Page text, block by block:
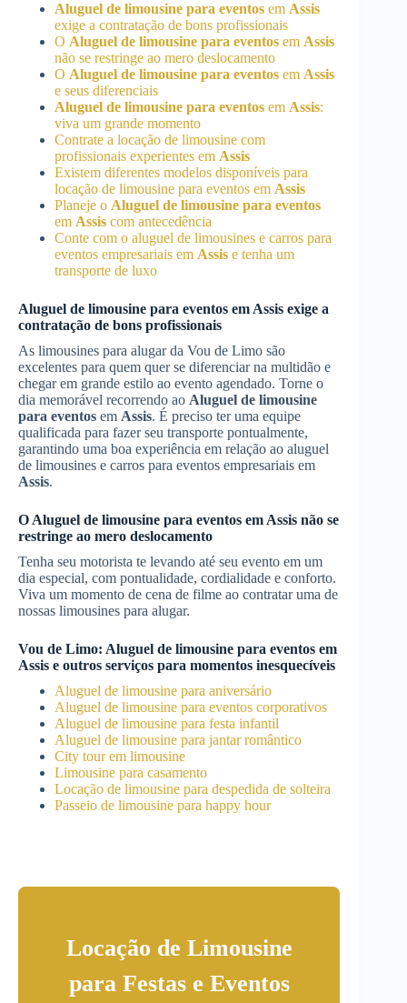
Aluguel de limousine para eventos em Assis
exige a contratação de bons profissionais
O Aluguel de limousine para eventos em Assis
não se restringe ao mero deslocamento
O Aluguel de limousine para eventos em Assis
e seus diferenciais
Aluguel de limousine para eventos em Assis:
viva um grande momento
Contrate a locação de limousine com
profissionais experientes em Assis
Existem diferentes modelos disponíveis para
locação de limousine para eventos em Assis
Planeje o Aluguel de limousine para eventos
em Assis com antecedência
Conte com o aluguel de limousines e carros para
eventos empresariais em Assis e tenha um
transporte de luxo
Aluguel de limousine para eventos em Assis exige a
contratação de bons profissionais
As limousines para alugar da Vou de Limo são
excelentes para quem quer se diferenciar na multidão e
chegar em grande estilo ao evento agendado. Torne o
dia memorável recorrendo ao Aluguel de limousine
para eventos em Assis. É preciso ter uma equipe
qualificada para fazer seu transporte pontualmente,
garantindo uma boa experiência em relação ao aluguel
de limousines e carros para eventos empresariais em
Assis.
O Aluguel de limousine para eventos em Assis não se
restringe ao mero deslocamento
Tenha seu motorista te levando até seu evento em um
dia especial, com pontualidade, cordialidade e conforto.
Viva um momento de cena de filme ao contratar uma de
nossas limousines para alugar.
Vou de Limo: Aluguel de limousine para eventos em
Assis e outros serviços para momentos inesquecíveis
Aluguel de limousine para aniversário
Aluguel de limousine para eventos corporativos
Aluguel de limousine para festa infantil
Aluguel de limousine para jantar romântico
City tour em limousine
Limousine para casamento
Locação de limousine para despedida de solteira
Passeio de limousine para happy hour
Locação de Limousine
para Festas e Eventos